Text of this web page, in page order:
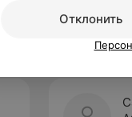
Отклонить